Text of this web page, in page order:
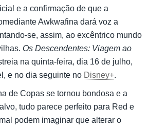
e a confirmação de que a
Awkwafina dará voz a
se, assim, ao excêntrico mundo
Os Descendentes: Viagem ao
na quinta-feira, dia 16 de julho,
e no dia seguinte no Disney+.
de Copas se tornou bondosa e a
tudo parece perfeito para Red e
podem imaginar que alterar o